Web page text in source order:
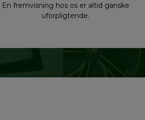
En fremvisning hos os er altid ganske
uforpligtende.